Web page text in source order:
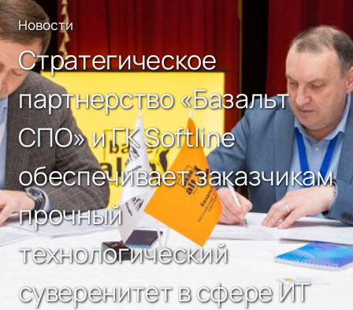
Новости
Стратегическое
партнерство «Базальт
СПО» и ГК Softline
обеспечивает заказчикам
прочный
технологический
суверенитет в сфере ИТ